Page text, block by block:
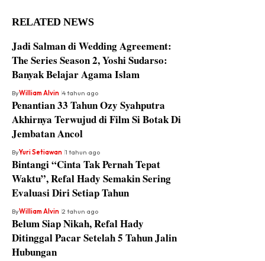
RELATED NEWS
Jadi Salman di Wedding Agreement:
The Series Season 2, Yoshi Sudarso:
Banyak Belajar Agama Islam
ByWilliam Alvin 4 tahun ago
Penantian 33 Tahun Ozy Syahputra
Akhirnya Terwujud di Film Si Botak Di
Jembatan Ancol
ByYuri Setiawan 1 tahun ago
Bintangi “Cinta Tak Pernah Tepat
Waktu”, Refal Hady Semakin Sering
Evaluasi Diri Setiap Tahun
ByWilliam Alvin 2 tahun ago
Belum Siap Nikah, Refal Hady
Ditinggal Pacar Setelah 5 Tahun Jalin
Hubungan